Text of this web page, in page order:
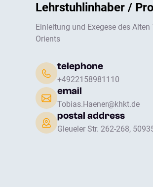
Lehrstuhlinhaber /
Einleitung und Exegese des
Orients
telephone
+4922158981110
email
Tobias.Haener@khkt.de
postal address
Gleueler Str. 262-268,